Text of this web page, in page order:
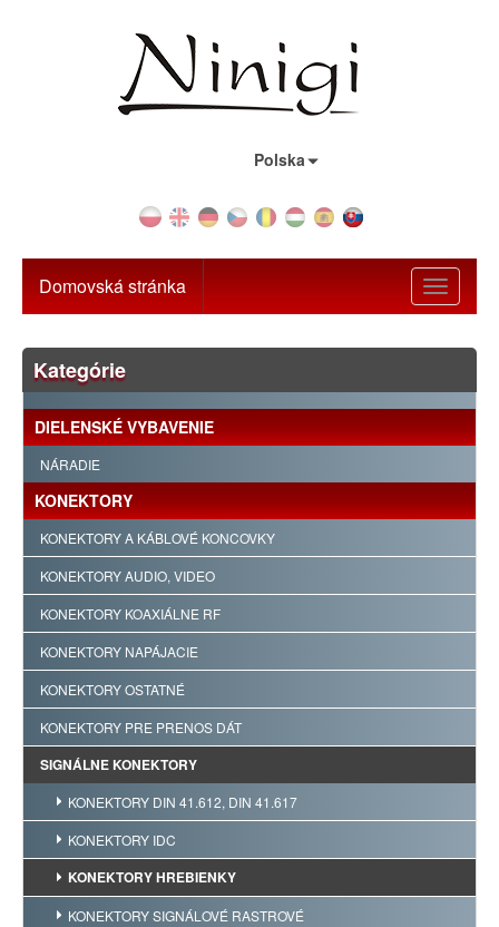
Polska
Toggle
Domovská stránka
Kategórie
DIELENSKÉ VYBAVENIE
NÁRADIE
KONEKTORY
KONEKTORY A KÁBLOVÉ KONCOVKY
KONEKTORY AUDIO, VIDEO
KONEKTORY KOAXIÁLNE RF
KONEKTORY NAPÁJACIE
KONEKTORY OSTATNÉ
KONEKTORY PRE PRENOS DÁT
SIGNÁLNE KONEKTORY
KONEKTORY DIN 41.612, DIN 41.617
KONEKTORY IDC
KONEKTORY HREBIENKY
KONEKTORY SIGNÁLOVÉ RASTROVÉ